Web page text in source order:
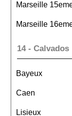
Marseille
Marseille
14 - Calvados
Bayeux
Caen
Lisieux